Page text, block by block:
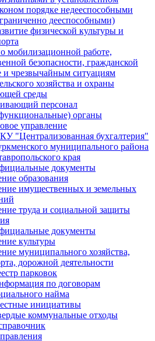
порядке недееспособными
дееспособными)
физической культуры и
мобилизационной работе,
безопасности, гражданской
и чрезвычайным ситуациям
хозяйства и охраны
среды
персонал
органы
управление
"Централизованная бухгалтерия"
муниципального района
края
документы
образования
имущественных и земельных
труда и социальной защиты
документы
культуры
муниципального хозяйства,
дорожной деятельности
парковок
по договорам
найма
инициативы
коммунальные отходы